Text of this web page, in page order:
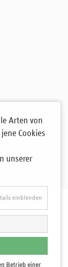
Arten von
Cookies
unserer
einblenden
Betrieb einer